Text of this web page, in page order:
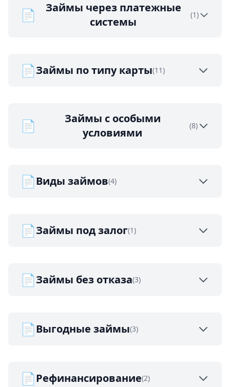
📄
Займы через платежные
системы
(1)
📄Займы по типу карты(11)
📄
Займы с особыми
условиями
(8)
📄Виды займов(4)
📄Займы под залог(1)
📄Займы без отказа(3)
📄Выгодные займы(3)
📄Рефинансирование(2)